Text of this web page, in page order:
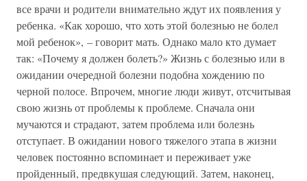
все врачи и родители внимательно ждут их появления у
ребенка. «Как хорошо, что хоть этой болезнью не болел
мой ребенок», – говорит мать. Однако мало кто думает
так: «Почему я должен болеть?» Жизнь с болезнью или в
ожидании очередной болезни подобна хождению по
черной полосе. Впрочем, многие люди живут, отсчитывая
свою жизнь от проблемы к проблеме. Сначала они
мучаются и страдают, затем проблема или болезнь
отступает. В ожидании нового тяжелого этапа в жизни
человек постоянно вспоминает и переживает уже
пройденный, предвкушая следующий. Затем, наконец,